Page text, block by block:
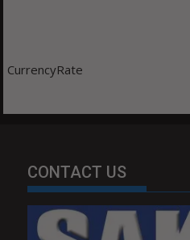
CurrencyRate
CONTACT US